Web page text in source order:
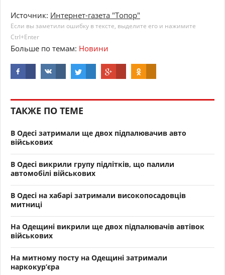
Источник: Интернет-газета "Топор"
Если вы заметили ошибку в тексте, выделите его и нажимите
Ctrl+Enter
Больше по темам: Новини
ТАКЖЕ ПО ТЕМЕ
В Одесі затримали ще двох підпалювачив авто
військових
В Одесі викрили групу підлітків, що палили
автомобілі військових
В Одесі на хабарі затримали високопосадовців
митниці
На Одещині викрили ще двох підпалювачів автівок
військових
На митному посту на Одещині затримали
наркокур’єра